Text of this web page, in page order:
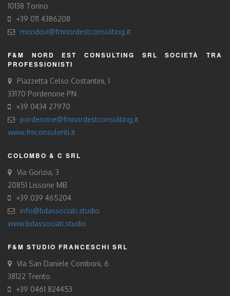
10138 Torino
+39 011 4386208
mondovi@fmnordestconsulting.it
F&M NORD EST CONSULTING SRL SOCIETÀ TRA
PROFESSIONISTI
Piazzetta Celso Costantini, 1
33170 Pordenone PN
+39 0434 27970
pordenone@fmnordestconsulting.it
www.fmconsulenti.it
COLOMBO & C SRL
Via Gorizia, 3
20851 Lissone MB
+39 039 465204
info@bdassociati.studio
www.bdassociati.studio
F&M STUDIO FRANCESCHI SRL
Via San Daniele Comboni, 6
38122 Trento
+39 0461 824453